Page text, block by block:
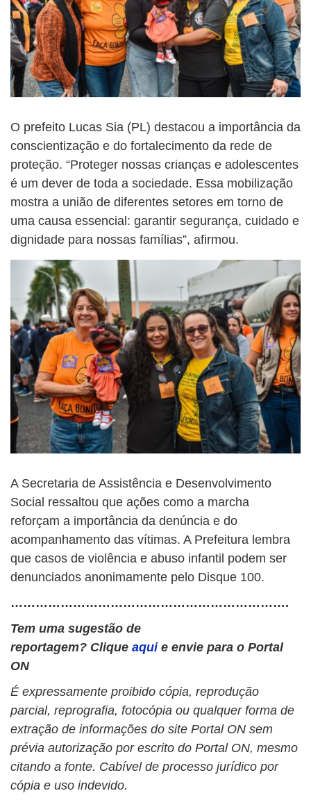
O prefeito Lucas Sia (PL) destacou a importância da
conscientização e do fortalecimento da rede de
proteção. “Proteger nossas crianças e adolescentes
é um dever de toda a sociedade. Essa mobilização
mostra a união de diferentes setores em torno de
uma causa essencial: garantir segurança, cuidado e
dignidade para nossas famílias”, afirmou.
A Secretaria de Assistência e Desenvolvimento
Social ressaltou que ações como a marcha
reforçam a importância da denúncia e do
acompanhamento das vítimas. A Prefeitura lembra
que casos de violência e abuso infantil podem ser
denunciados anonimamente pelo Disque 100.
………………………………………………………….
Tem uma sugestão de
reportagem? Clique aqui e envie para o Portal
ON
É expressamente proibido cópia, reprodução
parcial, reprografia, fotocópia ou qualquer forma de
extração de informações do site Portal ON sem
prévia autorização por escrito do Portal ON, mesmo
citando a fonte. Cabível de processo jurídico por
cópia e uso indevido.